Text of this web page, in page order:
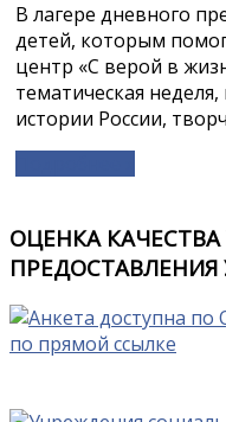
В лагере дневного
детей, которым
центр «С верой в
тематическая
истории России,
ОЦЕНКА
ПРЕДОСТАВЛЕНИЯ